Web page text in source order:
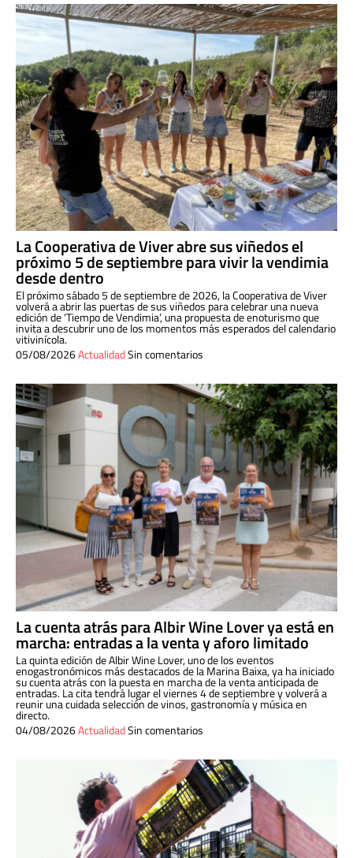
La Cooperativa de Viver abre sus viñedos el
próximo 5 de septiembre para vivir la vendimia
desde dentro
El próximo sábado 5 de septiembre de 2026, la Cooperativa de Viver
volverá a abrir las puertas de sus viñedos para celebrar una nueva
edición de ‘Tiempo de Vendimia’, una propuesta de enoturismo que
invita a descubrir uno de los momentos más esperados del calendario
vitivinícola.
05/08/2026ActualidadSin comentarios
La cuenta atrás para Albir Wine Lover ya está en
marcha: entradas a la venta y aforo limitado
La quinta edición de Albir Wine Lover, uno de los eventos
enogastronómicos más destacados de la Marina Baixa, ya ha iniciado
su cuenta atrás con la puesta en marcha de la venta anticipada de
entradas. La cita tendrá lugar el viernes 4 de septiembre y volverá a
reunir una cuidada selección de vinos, gastronomía y música en
directo.
04/08/2026ActualidadSin comentarios